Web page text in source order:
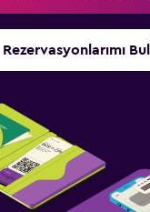
Rezervasyonlarımı Bul